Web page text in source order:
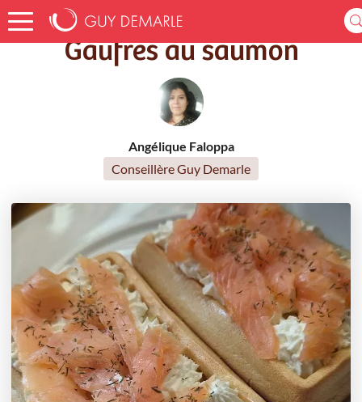
Accueil Recettes Gaufres au saumon
Gaufres au saumon
Angélique Faloppa
Conseillère Guy Demarle